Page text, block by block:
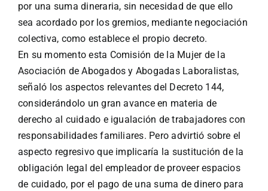
por una suma dineraria, sin necesidad de que ello
sea acordado por los gremios, mediante negociación
colectiva, como establece el propio decreto.
En su momento esta Comisión de la Mujer de la
Asociación de Abogados y Abogadas Laboralistas,
señaló los aspectos relevantes del Decreto 144,
considerándolo un gran avance en materia de
derecho al cuidado e igualación de trabajadores con
responsabilidades familiares. Pero advirtió sobre el
aspecto regresivo que implicaría la sustitución de la
obligación legal del empleador de proveer espacios
de cuidado, por el pago de una suma de dinero para